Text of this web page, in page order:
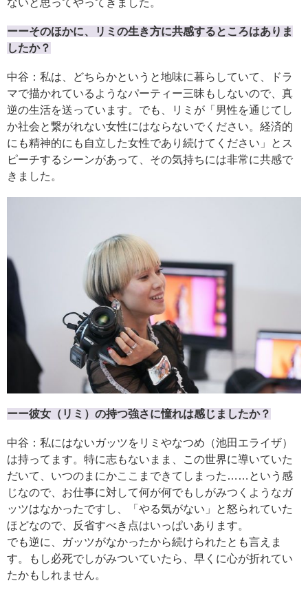
ーーそのほかに、リミの生き方に共感するところはありま
したか？
中谷：私は、どちらかというと地味に暮らしていて、ドラ
マで描かれているようなパーティー三昧もしないので、真
逆の生活を送っています。でも、リミが「男性を通じてし
か社会と繋がれない女性にはならないでください。経済的
にも精神的にも自立した女性であり続けてください」とス
ピーチするシーンがあって、その気持ちには非常に共感で
きました。
ーー彼女（リミ）の持つ強さに憧れは感じましたか？
中谷：私にはないガッツをリミやなつめ（池田エライザ）
は持ってます。特に志もないまま、この世界に導いていた
だいて、いつのまにかここまできてしまった……という感
じなので、お仕事に対して何が何でもしがみつくようなガ
ッツはなかったですし、「やる気がない」と怒られていた
ほどなので、反省すべき点はいっぱいあります。
でも逆に、ガッツがなかったから続けられたとも言えま
す。もし必死でしがみついていたら、早くに心が折れてい
たかもしれません。